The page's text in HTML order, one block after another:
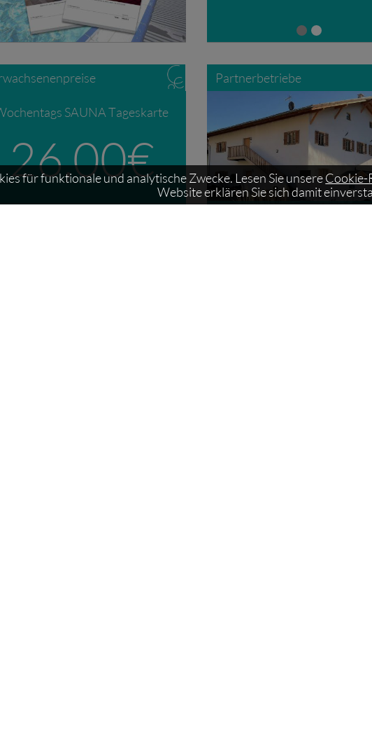
SAUNA Tageskarte
26,00 €
Partnerbetriebe
für funktionale und analytische Zwecke. Lesen Sie unsereCookie-
Website erklären Sie sich damit